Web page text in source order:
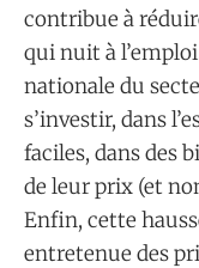
contribue à
qui nuit à
nationale du
s’investir, dans
faciles, dans des
de leur prix (et
Enfin, cette
entretenue des